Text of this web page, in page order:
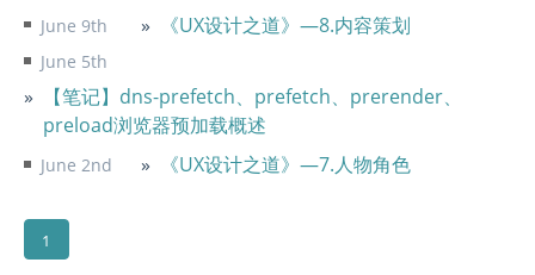
June 9th 《UX设计之道》—8.内容策划
June 5th
【笔记】dns-prefetch、prefetch、prerender、
preload浏览器预加载概述
June 2nd 《UX设计之道》—7.人物角色
1